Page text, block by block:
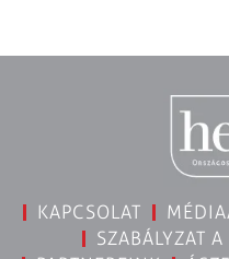
KAPCSOLAT
SZABÁLYZAT